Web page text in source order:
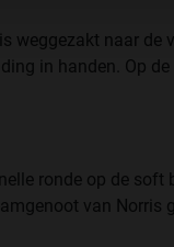
weggezakt naar de
in handen. Op
ronde op de soft
van Norris